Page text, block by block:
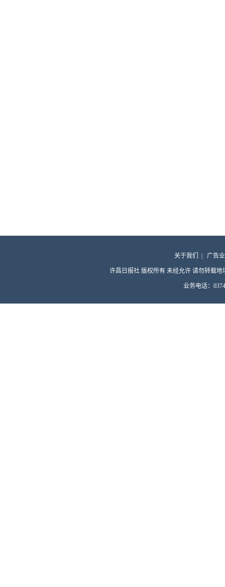
关于我们 广告
许昌日报社 版权所有 未经允许 请勿转载地
业务电话：